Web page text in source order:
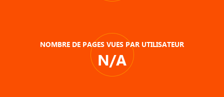
NOMBRE DE PAGES VUES PAR UTILISATEUR
N/A